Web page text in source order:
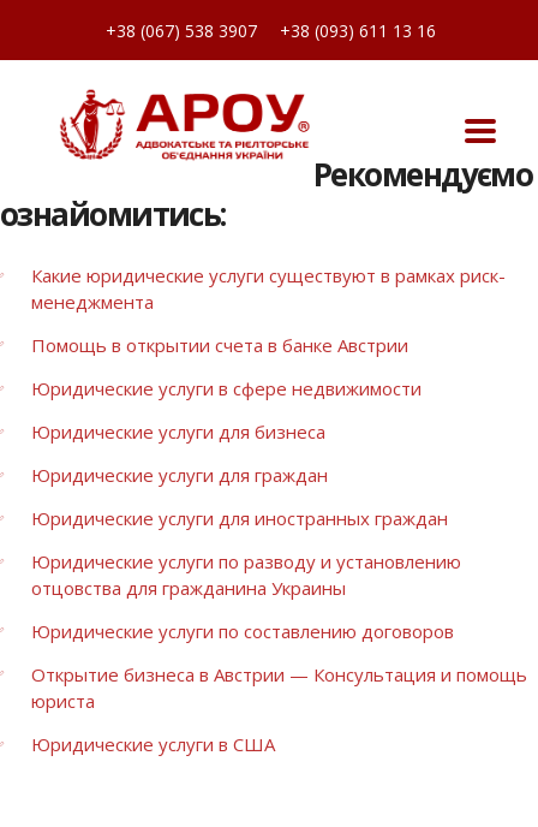
+38 (067) 538 3907 +38 (093) 611 13 16
Рекомендуємо
ознайомитись:
Какие юридические услуги существуют в рамках риск-
менеджмента
Помощь в открытии счета в банке Австрии
Юридические услуги в сфере недвижимости
Юридические услуги для бизнеса
Юридические услуги для граждан
Юридические услуги для иностранных граждан
Юридические услуги по разводу и установлению
отцовства для гражданина Украины
Юридические услуги по составлению договоров
Открытие бизнеса в Австрии — Консультация и помощь
юриста
Юридические услуги в США